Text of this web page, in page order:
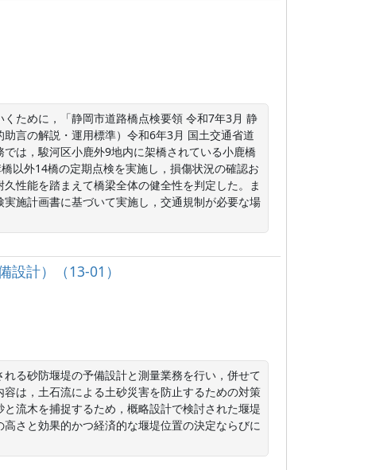
ために，「静岡市道路橋点検要領 令和7年3月 静
言の解説・運用標準）令和6年3月 国土交通省道
は，駿河区小鹿外9地内に架橋されている小鹿橋
以外14橋の定期点検を実施し，損傷状況の確認お
性能を踏まえて橋梁全体の健全性を判定した。ま
施計画書に基づいて実施し，交通規制が必要な場
計）（13-01）
る砂防堰堤の予備設計と測量業務を行い，併せて
は，土石流による土砂災害を防止するための対策
流木を捕捉するため，概略設計で検討された堰堤
さと効果的かつ経済的な堰堤位置の決定ならびに